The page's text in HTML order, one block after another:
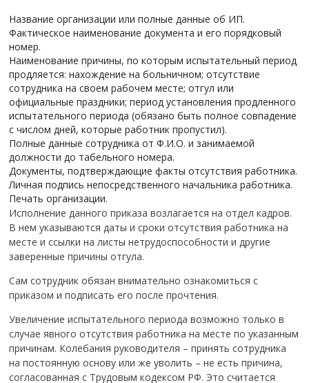
Название организации или полные данные об ИП.
Фактическое наименование документа и его порядковый
номер.
Наименование причины, по которым испытательный период
продляется: нахождение на больничном; отсутствие
сотрудника на своем рабочем месте; отгул или
официальные праздники; период установления продленного
испытательного периода (обязано быть полное совпадение
с числом дней, которые работник пропустил).
Полные данные сотрудника от Ф.И.О. и занимаемой
должности до табельного номера.
Документы, подтверждающие факты отсутствия работника.
Личная подпись непосредственного начальника работника.
Печать организации.
Исполнение данного приказа возлагается на отдел кадров.
В нем указываются даты и сроки отсутствия работника на
месте и ссылки на листы нетрудоспособности и другие
заверенные причины отгула.
Сам сотрудник обязан внимательно ознакомиться с
приказом и подписать его после прочтения.
Увеличение испытательного периода возможно только в
случае явного отсутствия работника на месте по указанным
причинам. Колебания руководителя – принять сотрудника
на постоянную основу или же уволить – не есть причина,
согласованная с Трудовым кодексом РФ. Это считается